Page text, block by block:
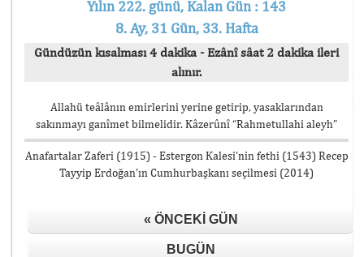
Yılın 222. günü, Kalan Gün : 143
8. Ay, 31 Gün, 33. Hafta
Gündüzün kısalması 4 dakika - Ezânî sâat 2 dakika ileri
alınır.
Allahü teâlânın emirlerini yerine getirip, yasaklarından
sakınmayı ganîmet bilmelidir. Kâzerûnî “Rahmetullahi aleyh”
Anafartalar Zaferi (1915) - Estergon Kalesi’nin fethi (1543) Recep
Tayyip Erdoğan’ın Cumhurbaşkanı seçilmesi (2014)
« ÖNCEKI GÜN
BUGÜN